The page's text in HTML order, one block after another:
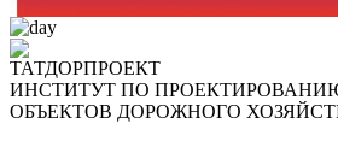
ТАТДОРПРОЕКТ
ИНСТИТУТ ПО
ОБЪЕКТОВ ДОРОЖНОГО